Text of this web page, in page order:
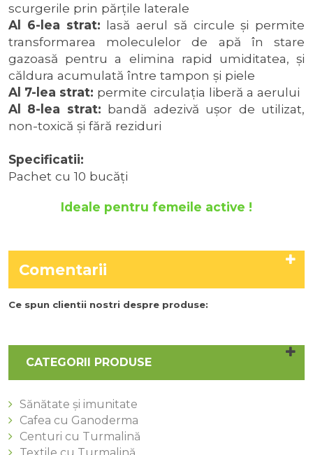
scurgerile prin părţile laterale
Al 6-lea strat: lasă aerul să circule şi permite
transformarea moleculelor de apă în stare
gazoasă pentru a elimina rapid umiditatea, şi
căldura acumulată între tampon şi piele
Al 7-lea strat: permite circulaţia liberă a aerului
Al 8-lea strat: bandă adezivă uşor de utilizat,
non-toxică şi fără reziduri
Specificatii:
Pachet cu 10 bucăţi
Ideale pentru femeile active !
Comentarii
Ce spun clientii nostri despre produse:
CATEGORII PRODUSE
Sănătate și imunitate
Cafea cu Ganoderma
Centuri cu Turmalină